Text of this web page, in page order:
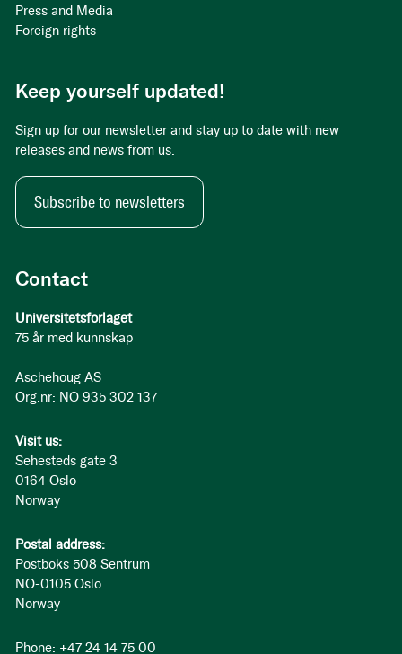
Contact
Universitetsforlaget
75 år med kunnskap
Aschehoug AS
Org.nr: NO 935 302 137
Visit us:
Sehesteds gate 3
0164 Oslo
Norway
Postal address:
Postboks 508 Sentrum
NO-0105 Oslo
Norway
Phone: +47 24 14 75 00
Press and Media
Foreign rights
Keep yourself updated!
Sign up for our newsletter and stay up to date with new
releases and news from us.
Subscribe to newsletters